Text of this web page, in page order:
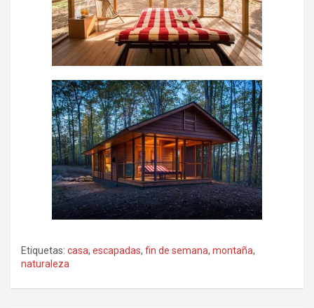
Etiquetas: casa, escapadas, fin de semana, montaña,
naturaleza